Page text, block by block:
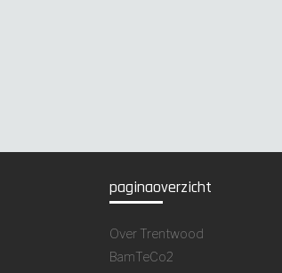
paginaoverzicht
Over Trentwood
BamTeCo2